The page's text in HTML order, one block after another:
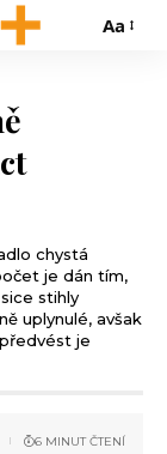
Aa
chystá
je dán tím,
stihly
uplynulé, avšak
je
6 MINUT ČTENÍ